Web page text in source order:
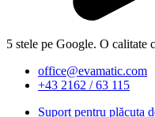
5 stele pe Google. O calitate
office@evamatic.com
+43 2162 / 63 115
Suport pentru plăcuța